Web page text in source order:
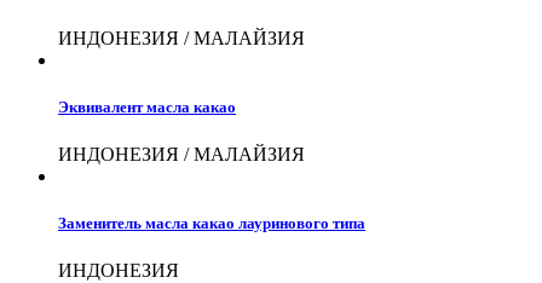
ИНДОНЕЗИЯ / МАЛАЙЗИЯ
Эквивалент масла какао
ИНДОНЕЗИЯ / МАЛАЙЗИЯ
Заменитель масла какао лауринового типа
ИНДОНЕЗИЯ